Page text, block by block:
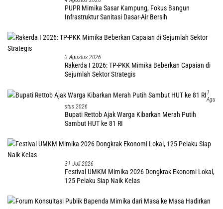
PUPR Mimika Sasar Kampung, Fokus Bangun
Infrastruktur Sanitasi Dasar-Air Bersih
3 Agustus 2026
Rakerda I 2026: TP-PKK Mimika Beberkan Capaian di
Sejumlah Sektor Strategis
1
Agu
Stus 2026
Bupati Rettob Ajak Warga Kibarkan Merah Putih
Sambut HUT ke 81 RI
31 Juli 2026
Festival UMKM Mimika 2026 Dongkrak Ekonomi Lokal,
125 Pelaku Siap Naik Kelas